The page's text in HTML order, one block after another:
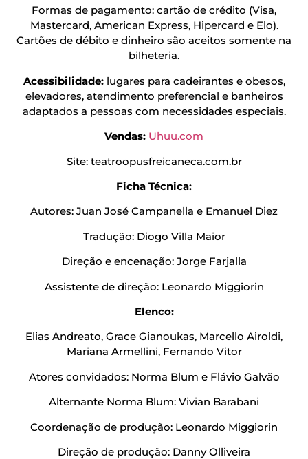
Formas de pagamento: cartão de crédito (Visa,
Mastercard, American Express, Hipercard e Elo).
Cartões de débito e dinheiro são aceitos somente na
bilheteria.
Acessibilidade:lugares para cadeirantes e obesos,
elevadores, atendimento preferencial e banheiros
adaptados a pessoas com necessidades especiais.
Vendas: Uhuu.com
Site: teatroopusfreicaneca.com.br
Ficha Técnica:
Autores: Juan José Campanella e Emanuel Diez
Tradução: Diogo Villa Maior
Direção e encenação: Jorge Farjalla
Assistente de direção: Leonardo Miggiorin
Elenco:
Elias Andreato, Grace Gianoukas, Marcello Airoldi,
Mariana Armellini, Fernando Vitor
Atores convidados: Norma Blum e Flávio Galvão
Alternante Norma Blum: Vivian Barabani
Coordenação de produção: Leonardo Miggiorin
Direção de produção: Danny Olliveira